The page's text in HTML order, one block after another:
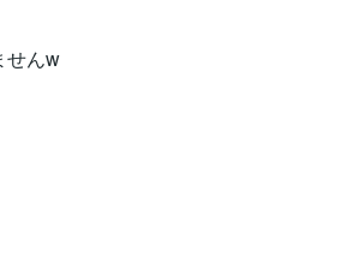
せんw